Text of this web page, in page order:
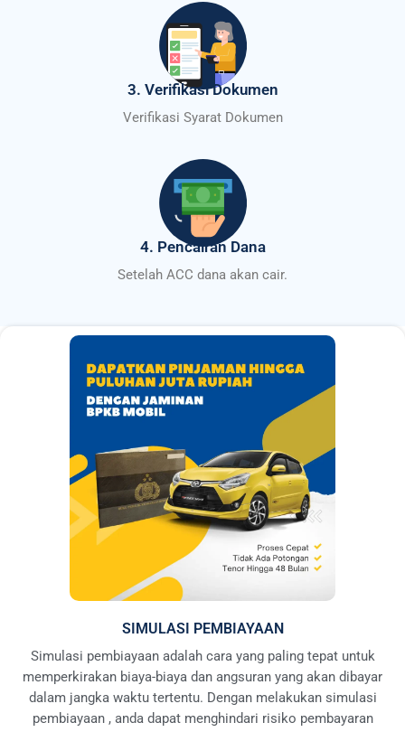
3. Verifikasi Dokumen
Verifikasi Syarat Dokumen
4. Pencairan Dana
Setelah ACC dana akan cair.
SIMULASI PEMBIAYAAN
Simulasi pembiayaan adalah cara yang paling tepat untuk
memperkirakan biaya-biaya dan angsuran yang akan dibayar
dalam jangka waktu tertentu. Dengan melakukan simulasi
pembiayaan , anda dapat menghindari risiko pembayaran